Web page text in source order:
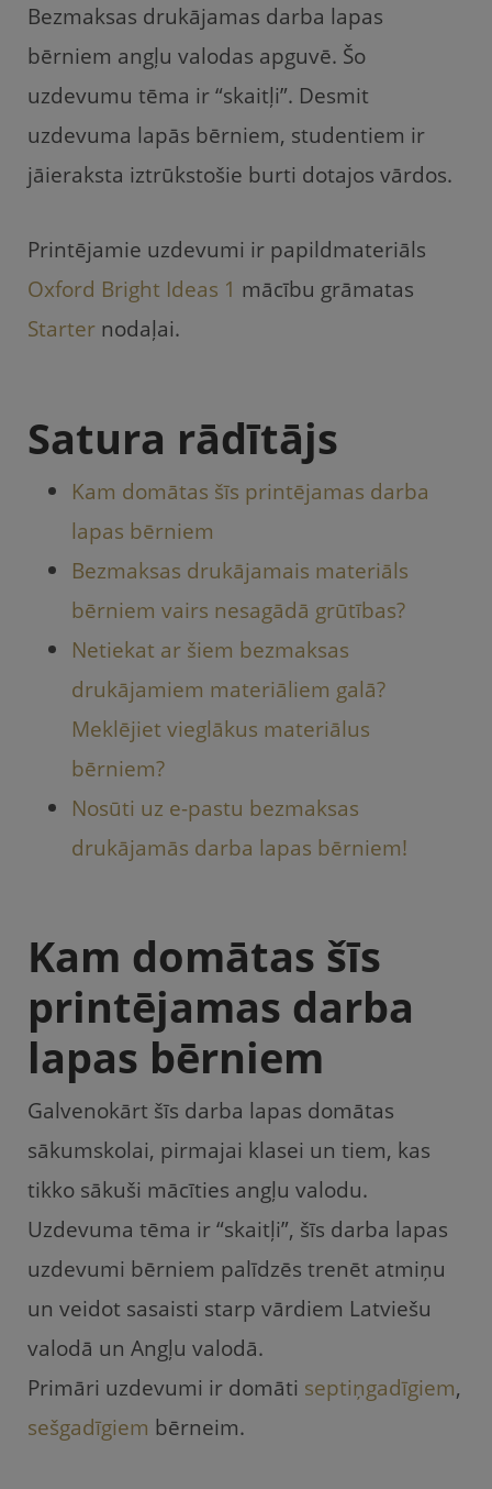
c
e
b
o
o
itt
er
ai
l
u
gi
e
m
at
s
A
p
p
Bezmaksas drukājamas darba lapas
bērniem angļu valodas apguvē. Šo
uzdevumu tēma ir “skaitļi”. Desmit
uzdevuma lapās bērniem, studentiem ir
jāieraksta iztrūkstošie burti dotajos vārdos.
Printējamie uzdevumi ir papildmateriāls
Oxford Bright Ideas 1 mācību grāmatas
Starter nodaļai.
Satura rādītājs
Kam domātas šīs printējamas darba
lapas bērniem
Bezmaksas drukājamais materiāls
bērniem vairs nesagādā grūtības?
Netiekat ar šiem bezmaksas
drukājamiem materiāliem galā?
Meklējiet vieglākus materiālus
bērniem?
Nosūti uz e-pastu bezmaksas
drukājamās darba lapas bērniem!
Kam domātas šīs
printējamas darba
lapas bērniem
Galvenokārt šīs darba lapas domātas
sākumskolai, pirmajai klasei un tiem, kas
tikko sākuši mācīties angļu valodu.
Uzdevuma tēma ir “skaitļi”, šīs darba lapas
uzdevumi bērniem palīdzēs trenēt atmiņu
un veidot sasaisti starp vārdiem Latviešu
valodā un Angļu valodā.
Primāri uzdevumi ir domāti septiņgadīgiem,
sešgadīgiem bērneim.